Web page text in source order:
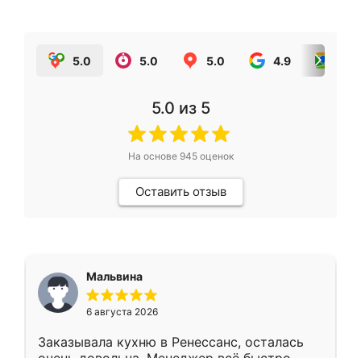
5.0 5.0 5.0 4.9
5.0 из 5
На основе 945оценок
Оставить отзыв
Мальвина
6 августа 2026
Заказывала кухню в Ренессанс, осталась